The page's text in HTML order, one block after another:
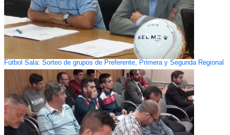
Fútbol Sala: Sorteo de grupos de Preferente, Primera y Segunda Regional